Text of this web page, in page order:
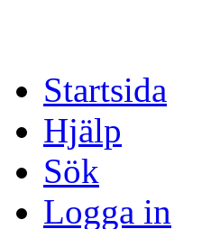
Startsida
Hjälp
Sök
Logga in